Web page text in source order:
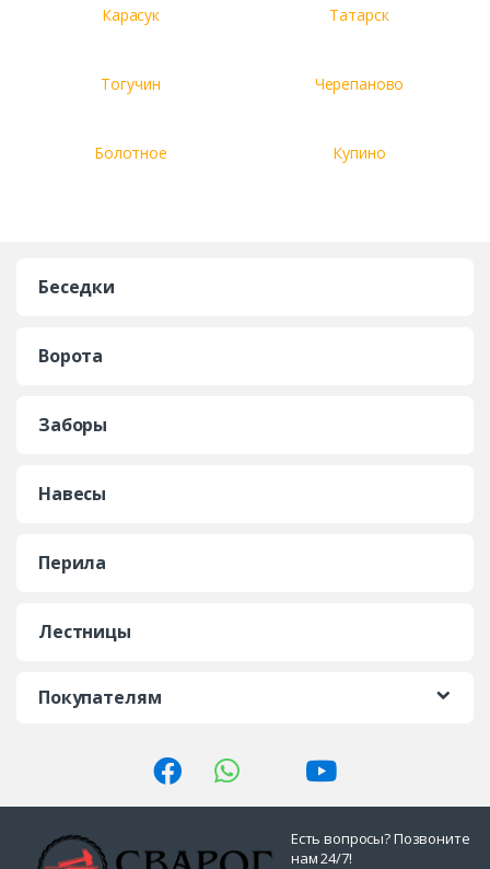
Карасук Татарск
Тогучин Черепаново
Болотное Купино
Беседки
Ворота
Заборы
Навесы
Перила
Лестницы
Покупателям
Есть вопросы? Позвоните
нам 24/7!